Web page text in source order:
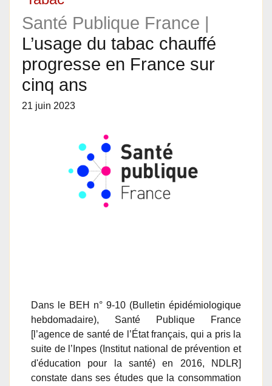
Santé Publique France |
L’usage du tabac chauffé
progresse en France sur
cinq ans
21 juin 2023
Dans le BEH n° 9-10 (Bulletin épidémiologique
hebdomadaire), Santé Publique France
[l’agence de santé de l’État français, qui a pris la
suite de l’Inpes (Institut national de prévention et
d'éducation pour la santé) en 2016, NDLR]
constate dans ses études que la consommation